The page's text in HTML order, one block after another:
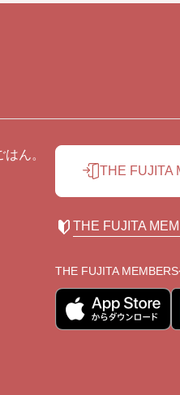
ん。
THE FUJITA
THE FUJITA
THE FUJITA